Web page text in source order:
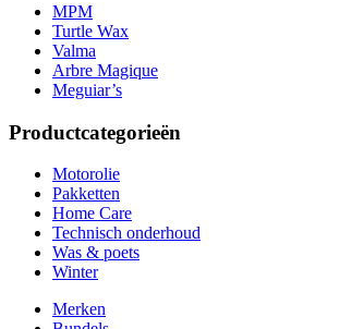
MPM
Turtle Wax
Valma
Arbre Magique
Meguiar’s
Productcategorieën
Motorolie
Pakketten
Home Care
Technisch onderhoud
Was & poets
Winter
Merken